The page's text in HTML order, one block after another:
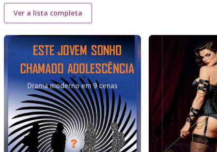
Ver a lista completa